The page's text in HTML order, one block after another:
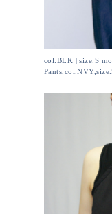
col.BLK | size.S